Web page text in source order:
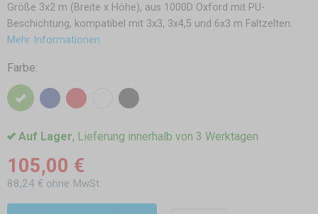
Größe 3x2 m (Breite x Höhe), aus 1000D Oxford mit PU-
Beschichtung, kompatibel mit 3x3, 3x4,5 und 6x3 m Faltzelten.
Mehr Informationen
Farbe:
Auf Lager, Lieferung innerhalb von 3 Werktagen
105,00 €
88,24 € ohne MwSt.